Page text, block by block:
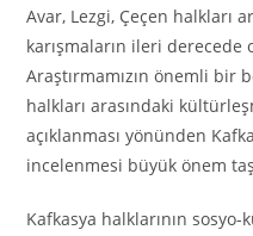
Avar, Lezgi, Çeçen halkları
karışmaların ileri
Araştırmamızın önemli bir
halkları arasındaki
açıklanması yönünden
incelenmesi büyük önem
Kafkasya halklarının sosyo-